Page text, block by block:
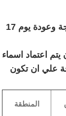
مدة البرنامج 14 يوم و السفر يوم 4 ذو الحجة وعودة يوم 17
اعتماد اسماء
علي ان تكون
المنطقة